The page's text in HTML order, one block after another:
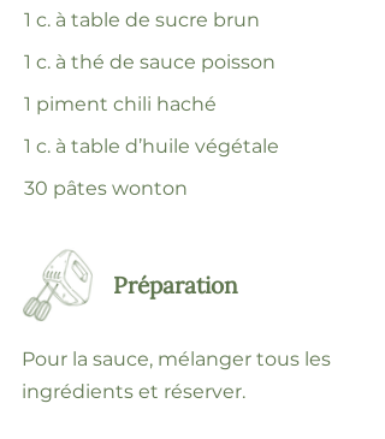
1 c. à table de sucre brun
1 c. à thé de sauce poisson
1 piment chili haché
1 c. à table d’huile végétale
30 pâtes wonton
Préparation
Pour la sauce, mélanger tous les
ingrédients et réserver.